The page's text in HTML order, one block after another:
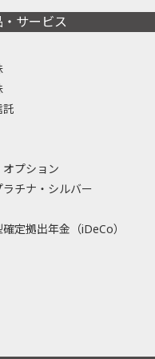
・サービス
託
プション
ラチナ・シルバー
定拠出年金（iDeCo）